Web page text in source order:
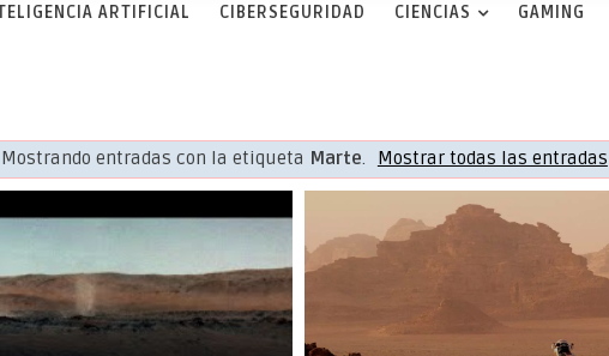
ARTIFICIAL CIBERSEGURIDAD CIENCIAS GAMING
Mostrando entradas con la etiqueta Marte. Mostrar todas las entradas